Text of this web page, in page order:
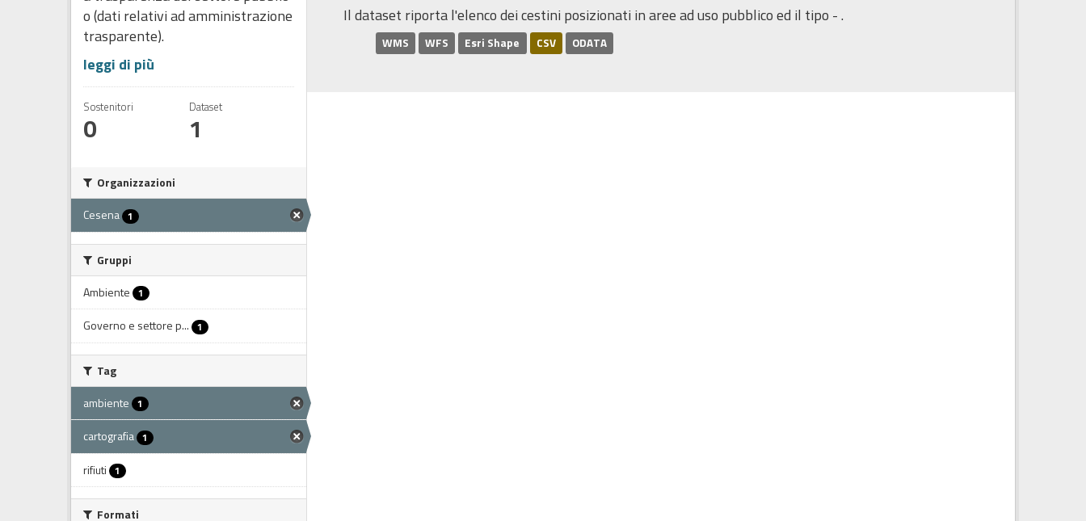
o (dati relativi ad amministrazione
trasparente).
leggi di più
Sostenitori
0
Dataset
1
Organizzazioni
Cesena 1
Gruppi
Ambiente 1
Governo e settore p... 1
Tag
ambiente 1
cartografia 1
rifiuti 1
Formati
Il dataset riporta l'elenco dei cestini posizionati in aree ad uso pubblico ed il tipo - .
WMS WFS Esri Shape CSV ODATA